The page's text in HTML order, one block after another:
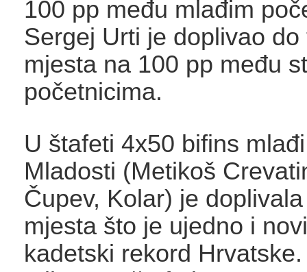
100 pp među mlađim
Sergej Urti je doplivao do
mjesta na 100 pp među
početnicima.
U štafeti 4x50 bifins
Mladosti (Metikoš
Čupev, Kolar) je
mjesta što je ujedno i
kadetski rekord